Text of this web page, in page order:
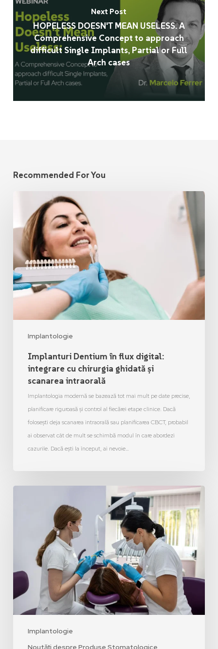
Next Post
HOPELESS DOESN'T MEAN USELESS. A
Comprehensive Concept to approach
difficult Single Implants, Partial or Full
Arch cases
Recommended For You
Implantologie
Implanturi Dentium în flux digital:
integrare cu chirurgia ghidată și
scanarea intraorală
Implantologia modernă se bazează tot mai mult pe date precise,
planificare riguroasă și control al fiecărei etape clinice. Dacă
folosești deja scanarea intraorală sau planificarea CBCT, probabil
ai observat cât de mult se schimbă modul în care abordezi
cazurile. Dacă ești la început, ai nevoie…
Implantologie
Noutăți despre Produse Stomatologice